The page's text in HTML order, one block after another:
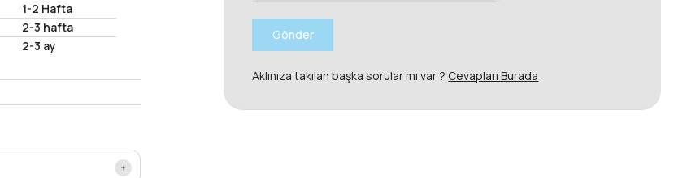
1-2 Hafta
2-3 hafta
2-3 ay
Gönder
Aklınıza takılan başka sorular mı var ? Cevapları Burada